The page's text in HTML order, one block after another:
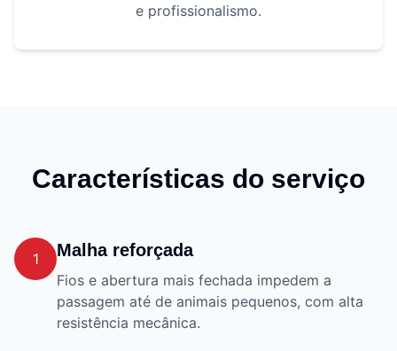
e profissionalismo.
Características do serviço
1 Malha reforçada
Fios e abertura mais fechada impedem a
passagem até de animais pequenos, com alta
resistência mecânica.